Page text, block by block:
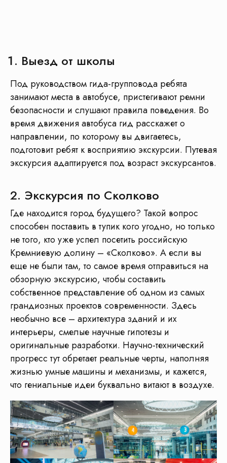
Выезд от школы
Под руководством гида-групповода ребята
занимают места в автобусе, пристегивают ремни
безопасности и слушают правила поведения. Во
время движения автобуса гид расскажет о
направлении, по которому вы двигаетесь,
подготовит ребят к восприятию экскурсии. Путевая
экскурсия адаптируется под возраст экскурсантов.
2. Экскурсия по Сколково
Где находится город будущего? Такой вопрос
способен поставить в тупик кого угодно, но только
не того, кто уже успел посетить российскую
Кремниевую долину – «Сколково». А если вы
еще не были там, то самое время отправиться на
обзорную экскурсию, чтобы составить
собственное представление об одном из самых
грандиозных проектов современности. Здесь
необычно все – архитектура зданий и их
интерьеры, смелые научные гипотезы и
оригинальные разработки. Научно-технический
прогресс тут обретает реальные черты, наполняя
жизнью умные машины и механизмы, и кажется,
что гениальные идеи буквально витают в воздухе.
Отправить в WhatsApp
Отправьте ссылку
Этапы подготовки к
экскурсии